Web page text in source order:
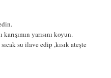
yarısını koyun.
su ilave edip ,kısık ateşte